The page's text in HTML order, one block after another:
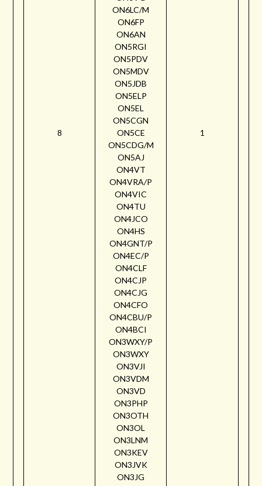
8
ON6LC/M
ON6FP
ON6AN
ON5RGI
ON5PDV
ON5MDV
ON5JDB
ON5ELP
ON5EL
ON5CGN
ON5CE
ON5CDG/M
ON5AJ
ON4VT
ON4VRA/P
ON4VIC
ON4TU
ON4JCO
ON4HS
ON4GNT/P
ON4EC/P
ON4CLF
ON4CJP
ON4CJG
ON4CFO
ON4CBU/P
ON4BCI
ON3WXY/P
ON3WXY
ON3VJI
ON3VDM
ON3VD
ON3PHP
ON3OTH
ON3OL
ON3LNM
ON3KEV
ON3JVK
ON3JG
1